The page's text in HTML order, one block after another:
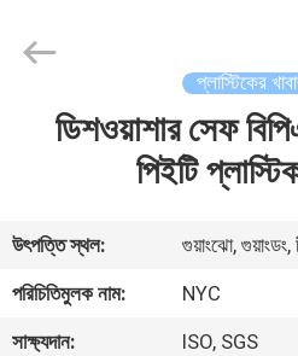
আমাদের
সম্পর্কে
Co.,Ltd..
প্লাস্টিকের
ডিশওয়াশার সেফ
পিইটি
উৎপত্তি স্থল:
গুয়াংঝো, গুয়াংডং,
পরিচিতিমুলক নাম:
NYC
সাক্ষ্যদান:
ISO, SGS